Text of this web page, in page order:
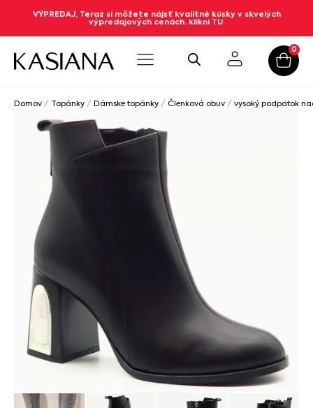
VÝPREDAJ, Teraz si môžete nájsť kvalitné kúsky v skvelých
výpredajových cenách. klikni TU.
0
Domov / Topánky / Dámske topánky / Členková obuv / vysoký podpätok